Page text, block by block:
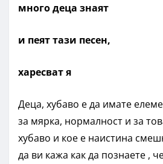
много деца знаят
и пеят тази песен,
харесват я
Деца, хубаво е да имате
за мярка, нормалност и за
хубаво и кое е наистина
да ви кажа как да познаете ,